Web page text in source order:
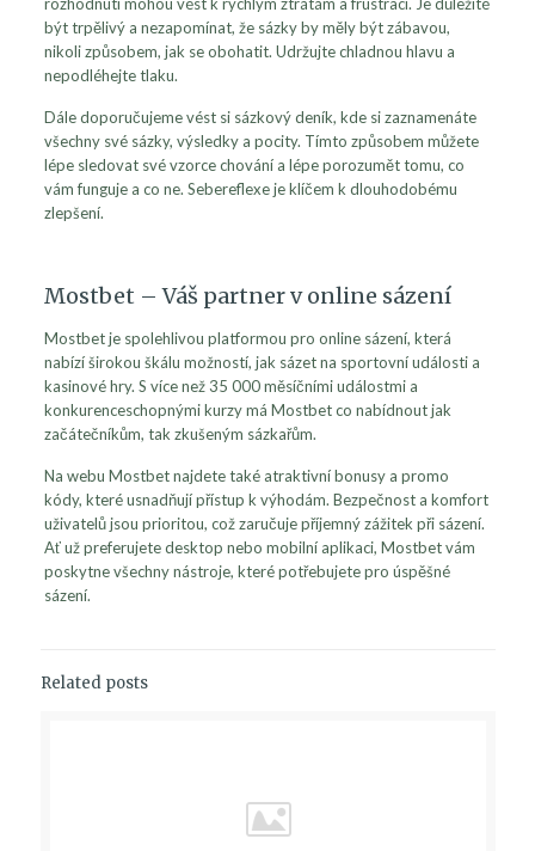
být trpělivý a nezapomínat, že sázky by měly být zábavou,
nikoli způsobem, jak se obohatit. Udržujte chladnou hlavu a
nepodléhejte tlaku.
Dále doporučujeme vést si sázkový deník, kde si zaznamenáte
všechny své sázky, výsledky a pocity. Tímto způsobem můžete
lépe sledovat své vzorce chování a lépe porozumět tomu, co
vám funguje a co ne. Sebereflexe je klíčem k dlouhodobému
zlepšení.
Mostbet – Váš partner v online sázení
Mostbet je spolehlivou platformou pro online sázení, která
nabízí širokou škálu možností, jak sázet na sportovní události a
kasinové hry. S více než 35 000 měsíčními událostmi a
konkurenceschopnými kurzy má Mostbet co nabídnout jak
začátečníkům, tak zkušeným sázkařům.
Na webu Mostbet najdete také atraktivní bonusy a promo
kódy, které usnadňují přístup k výhodám. Bezpečnost a komfort
uživatelů jsou prioritou, což zaručuje příjemný zážitek při sázení.
Ať už preferujete desktop nebo mobilní aplikaci, Mostbet vám
poskytne všechny nástroje, které potřebujete pro úspěšné
sázení.
Related posts